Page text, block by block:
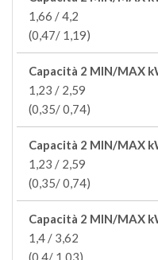
1,66 / 4,2
(0,47/ 1,19)
Capacità 2 MIN/MAX
1,23 / 2,59
(0,35/ 0,74)
Capacità 2 MIN/MAX
1,23 / 2,59
(0,35/ 0,74)
Capacità 2 MIN/MAX
1,4 / 3,62
(0,4/ 1,03)